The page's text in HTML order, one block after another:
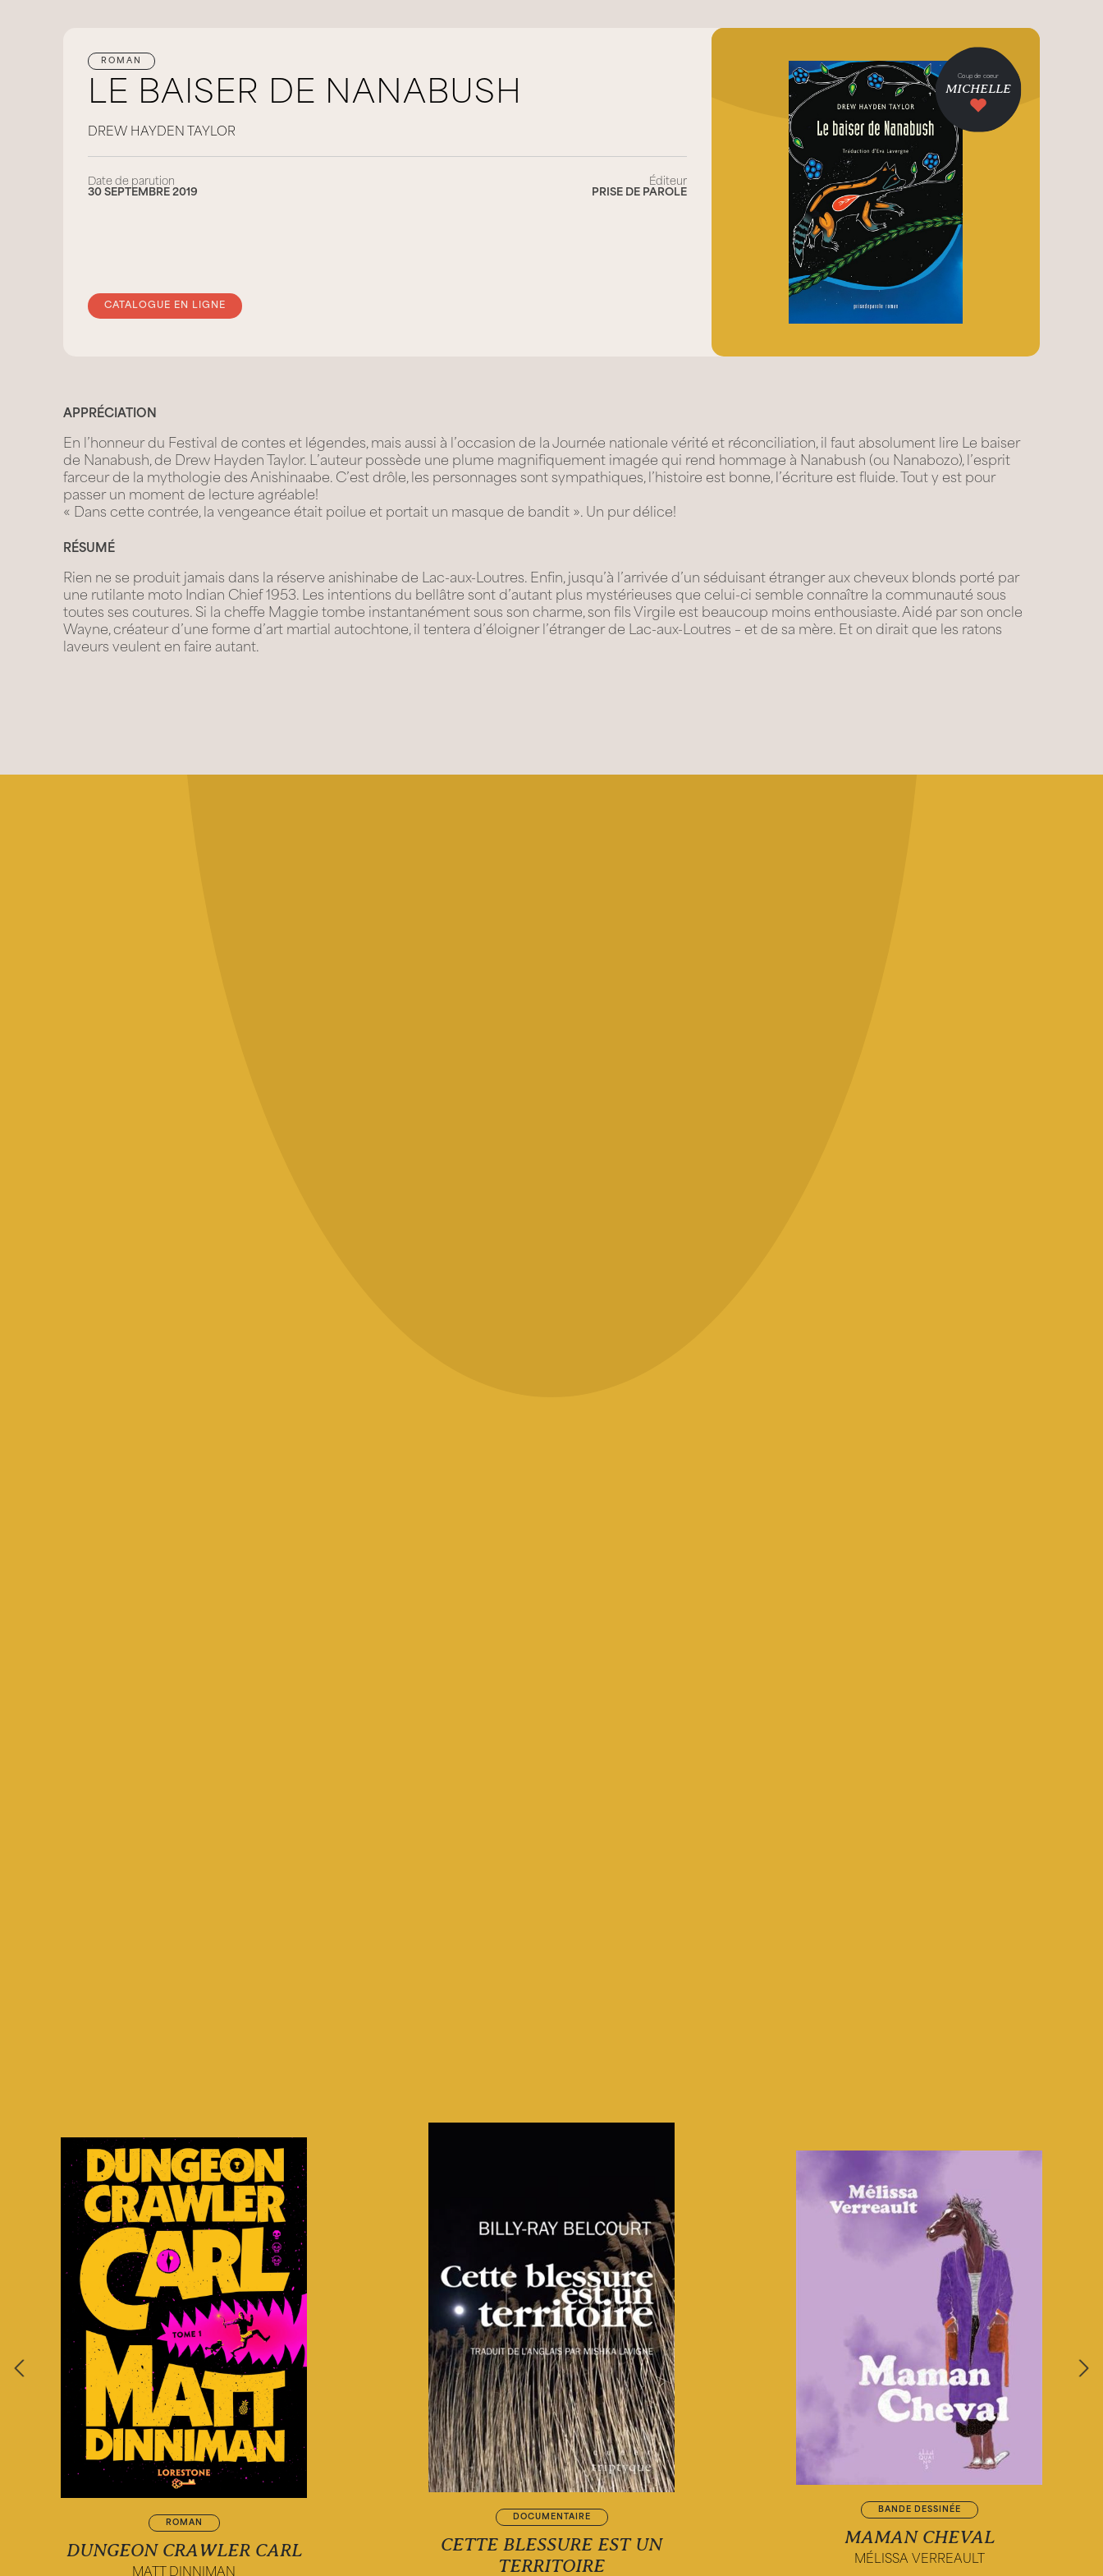
ROMAN
LE BAISER DE NANABUSH
DREW HAYDEN TAYLOR
Date de parution
30 SEPTEMBRE 2019
Éditeur
PRISE DE PAROLE
CATALOGUE EN LIGNE
Coup de coeur
MICHELLE
APPRÉCIATION
En l’honneur du Festival de contes et légendes, mais aussi à l’occasion de la Journée nationale vérité et réconciliation, il faut absolument lire Le baiser
de Nanabush, de Drew Hayden Taylor. L’auteur possède une plume magnifiquement imagée qui rend hommage à Nanabush (ou Nanabozo), l’esprit
farceur de la mythologie des Anishinaabe. C’est drôle, les personnages sont sympathiques, l’histoire est bonne, l’écriture est fluide. Tout y est pour
passer un moment de lecture agréable!
« Dans cette contrée, la vengeance était poilue et portait un masque de bandit ». Un pur délice!
RÉSUMÉ
Rien ne se produit jamais dans la réserve anishinabe de Lac-aux-Loutres. Enfin, jusqu’à l’arrivée d’un séduisant étranger aux cheveux blonds porté par
une rutilante moto Indian Chief 1953. Les intentions du bellâtre sont d’autant plus mystérieuses que celui-ci semble connaître la communauté sous
toutes ses coutures. Si la cheffe Maggie tombe instantanément sous son charme, son fils Virgile est beaucoup moins enthousiaste. Aidé par son oncle
Wayne, créateur d’une forme d’art martial autochtone, il tentera d’éloigner l’étranger de Lac-aux-Loutres – et de sa mère. Et on dirait que les ratons
laveurs veulent en faire autant.
ROMAN
DUNGEON CRAWLER CARL
MATT DINNIMAN
DOCUMENTAIRE
CETTE BLESSURE EST UN
TERRITOIRE
BANDE DESSINÉE
MAMAN CHEVAL
MÉLISSA VERREAULT